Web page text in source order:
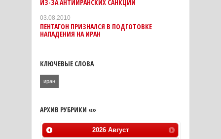
ИЗ-ЗА АНТИИРАНСКИХ САНКЦИЙ
03.08.2010
ПЕНТАГОН ПРИЗНАЛСЯ В ПОДГОТОВКЕ
НАПАДЕНИЯ НА ИРАН
КЛЮЧЕВЫЕ СЛОВА
иран
АРХИВ РУБРИКИ «»
2026 Август